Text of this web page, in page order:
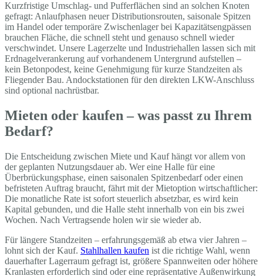
Kurzfristige Umschlag- und Pufferflächen sind an solchen Knoten
gefragt: Anlaufphasen neuer Distributionsrouten, saisonale Spitzen
im Handel oder temporäre Zwischenlager bei Kapazitätsengpässen
brauchen Fläche, die schnell steht und genauso schnell wieder
verschwindet. Unsere Lagerzelte und Industriehallen lassen sich mit
Erdnagelverankerung auf vorhandenem Untergrund aufstellen –
kein Betonpodest, keine Genehmigung für kurze Standzeiten als
Fliegender Bau. Andockstationen für den direkten LKW-Anschluss
sind optional nachrüstbar.
Mieten oder kaufen – was passt zu Ihrem
Bedarf?
Die Entscheidung zwischen Miete und Kauf hängt vor allem von
der geplanten Nutzungsdauer ab. Wer eine Halle für eine
Überbrückungsphase, einen saisonalen Spitzenbedarf oder einen
befristeten Auftrag braucht, fährt mit der Mietoption wirtschaftlicher:
Die monatliche Rate ist sofort steuerlich absetzbar, es wird kein
Kapital gebunden, und die Halle steht innerhalb von ein bis zwei
Wochen. Nach Vertragsende holen wir sie wieder ab.
Für längere Standzeiten – erfahrungsgemäß ab etwa vier Jahren –
lohnt sich der Kauf. Stahlhallen kaufen ist die richtige Wahl, wenn
dauerhafter Lagerraum gefragt ist, größere Spannweiten oder höhere
Kranlasten erforderlich sind oder eine repräsentative Außenwirkung